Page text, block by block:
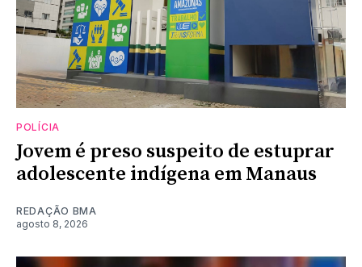
POLÍCIA
Jovem é preso suspeito de estuprar
adolescente indígena em Manaus
REDAÇÃO BMA
agosto 8, 2026